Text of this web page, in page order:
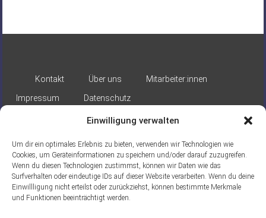
Einwilligung verwalten
Um dir ein optimales Erlebnis zu bieten, verwenden wir Technologien wie
Cookies, um Geräteinformationen zu speichern und/oder darauf zuzugreifen.
Wenn du diesen Technologien zustimmst, können wir Daten wie das
Surfverhalten oder eindeutige IDs auf dieser Website verarbeiten. Wenn du deine
Einwillligung nicht erteilst oder zurückziehst, können bestimmte Merkmale
und Funktionen beeinträchtigt werden.
Kontakt Über uns
Mitarbeiter:innen
Impressum
Datenschutz
Gefördert durch: